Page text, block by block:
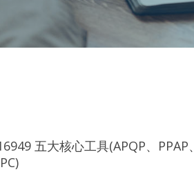
五大核心工具(APQP、PPAP、